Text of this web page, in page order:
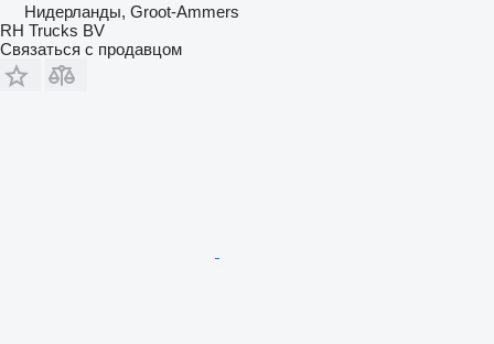
Нидерланды, Groot-Ammers
RH Trucks BV
Связаться с продавцом